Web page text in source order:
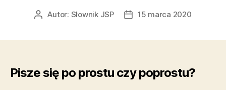
AutorAutor: Słownik JSP
Data15 marca 2020
Pisze się po prostu czy poprostu?